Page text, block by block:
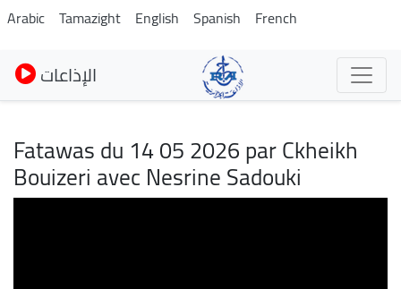
Skip
to
main
content
Arabic Tamazight English Spanish French
الإذاعات
Fatawas du 14 05 2026 par Ckheikh
Bouizeri avec Nesrine Sadouki